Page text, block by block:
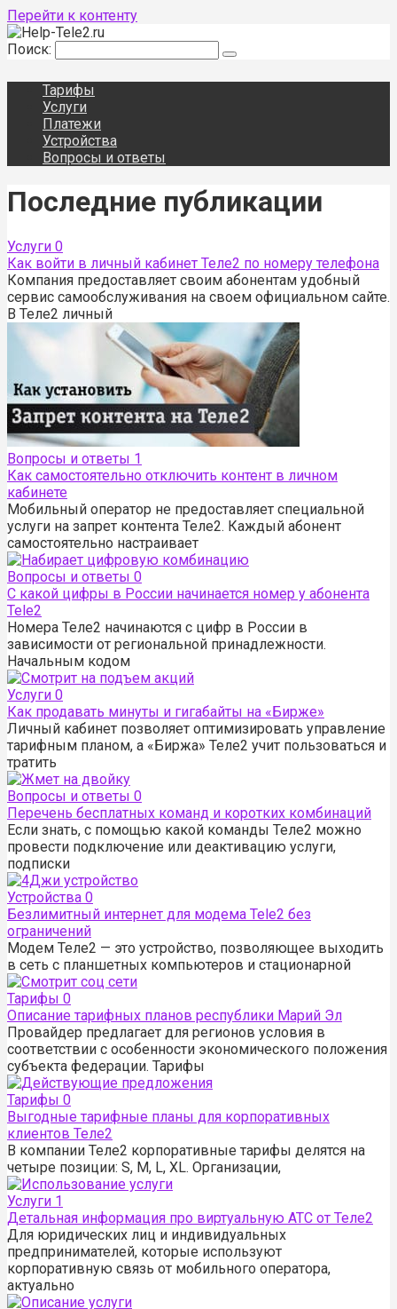
Перейти к контенту
Поиск:
Тарифы
Услуги
Платежи
Устройства
Вопросы и ответы
Последние публикации
Услуги 0
Как войти в личный кабинет Теле2 по номеру телефона
Компания предоставляет своим абонентам удобный
сервис самообслуживания на своем официальном сайте.
В Теле2 личный
Вопросы и ответы 1
Как самостоятельно отключить контент в личном
кабинете
Мобильный оператор не предоставляет специальной
услуги на запрет контента Теле2. Каждый абонент
самостоятельно настраивает
Вопросы и ответы 0
С какой цифры в России начинается номер у абонента
Tele2
Номера Теле2 начинаются с цифр в России в
зависимости от региональной принадлежности.
Начальным кодом
Услуги 0
Как продавать минуты и гигабайты на «Бирже»
Личный кабинет позволяет оптимизировать управление
тарифным планом, а «Биржа» Теле2 учит пользоваться и
тратить
Вопросы и ответы 0
Перечень бесплатных команд и коротких комбинаций
Если знать, с помощью какой команды Теле2 можно
провести подключение или деактивацию услуги,
подписки
Устройства 0
Безлимитный интернет для модема Tele2 без
ограничений
Модем Теле2 — это устройство, позволяющее выходить
в сеть с планшетных компьютеров и стационарной
Тарифы 0
Описание тарифных планов республики Марий Эл
Провайдер предлагает для регионов условия в
соответствии с особенности экономического положения
субъекта федерации. Тарифы
Тарифы 0
Выгодные тарифные планы для корпоративных
клиентов Теле2
В компании Теле2 корпоративные тарифы делятся на
четыре позиции: S, M, L, XL. Организации,
Услуги 1
Детальная информация про виртуальную АТС от Теле2
Для юридических лиц и индивидуальных
предпринимателей, которые используют
корпоративную связь от мобильного оператора,
актуально